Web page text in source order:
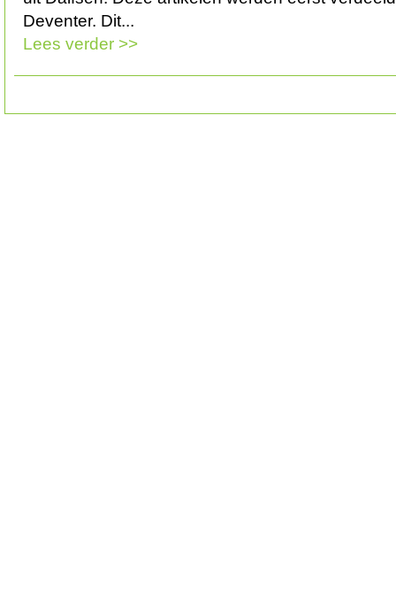
Deventer. Dit...
Lees verder >>